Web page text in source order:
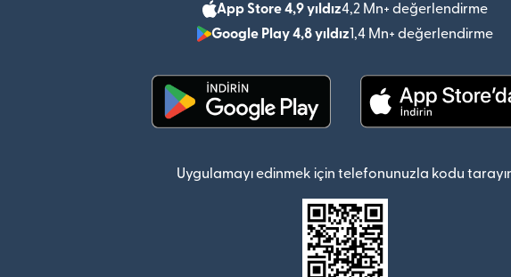
App Store 4,9 yıldız4,2 Mn+ değerlendirme
Google Play 4,8 yıldız1,4 Mn+ değerlendirme
Uygulamayı edinmek için telefonunuzla kodu